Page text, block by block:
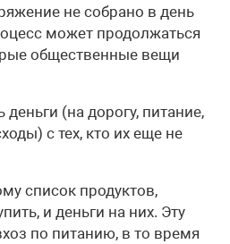
не собрано в день
может продолжаться
общественные вещи
деньги (на дорогу, питание,
с тех, кто их еще не
список продуктов,
и деньги на них. Эту
по питанию, в то время